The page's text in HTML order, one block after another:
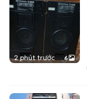
2 phút trước 6